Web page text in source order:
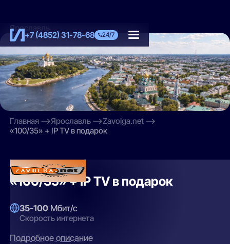
+7 (4852) 31-78-68 24/7
Ярославль
Главная Ярославль
Zavolga.net
«100/35» + IP TV в подарок
Zavolga.net
«100/35» + IP TV в подарок
35-100 Мбит/с
Скорость интернета
Подробное описание